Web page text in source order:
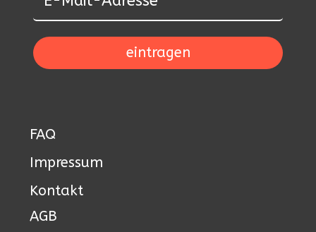
eintragen
FAQ
Impressum
Kontakt
AGB